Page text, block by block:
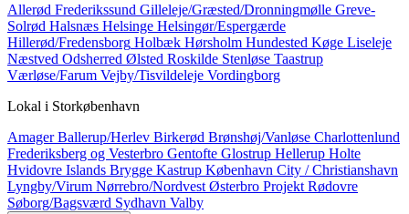
Allerød Frederikssund Gilleleje/Græsted/Dronningmølle Greve-
Solrød Halsnæs Helsinge Helsingør/Espergærde
Hillerød/Fredensborg Holbæk Hørsholm Hundested Køge Liseleje
Næstved Odsherred Ølsted Roskilde Stenløse Taastrup
Værløse/Farum Vejby/Tisvildeleje Vordingborg
Lokal i Storkøbenhavn
AmagerBallerup/Herlev Birkerød Brønshøj/Vanløse Charlottenlund
Frederiksberg og Vesterbro Gentofte Glostrup Hellerup Holte
Hvidovre Islands Brygge Kastrup København City / Christianshavn
Lyngby/Virum Nørrebro/Nordvest Østerbro Projekt Rødovre
Søborg/Bagsværd Sydhavn Valby